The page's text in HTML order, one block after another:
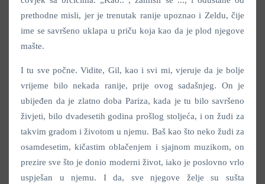
prethodne misli, jer je trenutak ranije upoznao i Zeldu, čije
ime se savršeno uklapa u priču koja kao da je plod njegove
mašte.
I tu sve počne. Vidite, Gil, kao i svi mi, vjeruje da je bolje
vrijeme bilo nekada ranije, prije ovog sadašnjeg. On je
ubijeđen da je zlatno doba Pariza, kada je tu bilo savršeno
živjeti, bilo dvadesetih godina prošlog stoljeća, i on žudi za
takvim gradom i životom u njemu. Baš kao što neko žudi za
osamdesetim, kičastim oblačenjem i sjajnom muzikom, on
prezire sve što je donio moderni život, iako je poslovno vrlo
uspješan u njemu. I da, sve njegove želje su sušta